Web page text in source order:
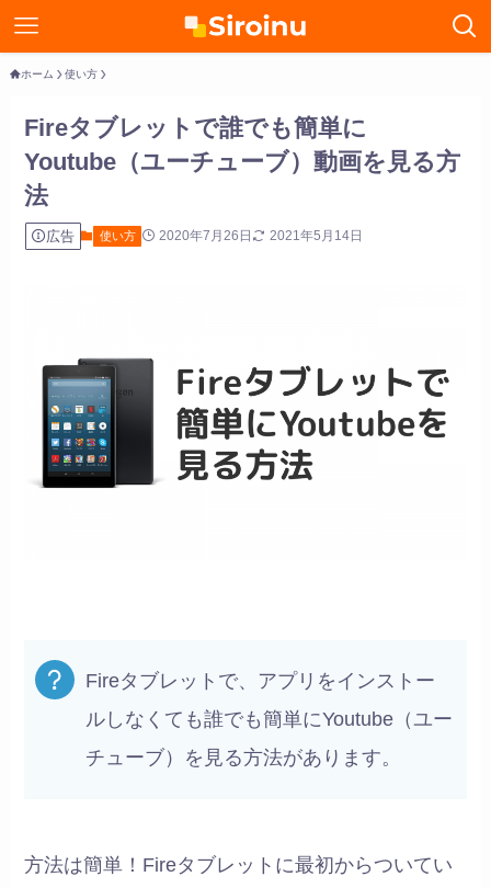
ホーム 使い方
Fireタブレットで誰でも簡単に
Youtube（ユーチューブ）動画を見る方
法
広告 使い方 2020年7月26日 2021年5月14日
Fireタブレットで、アプリをインストー
ルしなくても誰でも簡単にYoutube（ユー
チューブ）を見る方法があります。
方法は簡単！Fireタブレットに最初からついてい